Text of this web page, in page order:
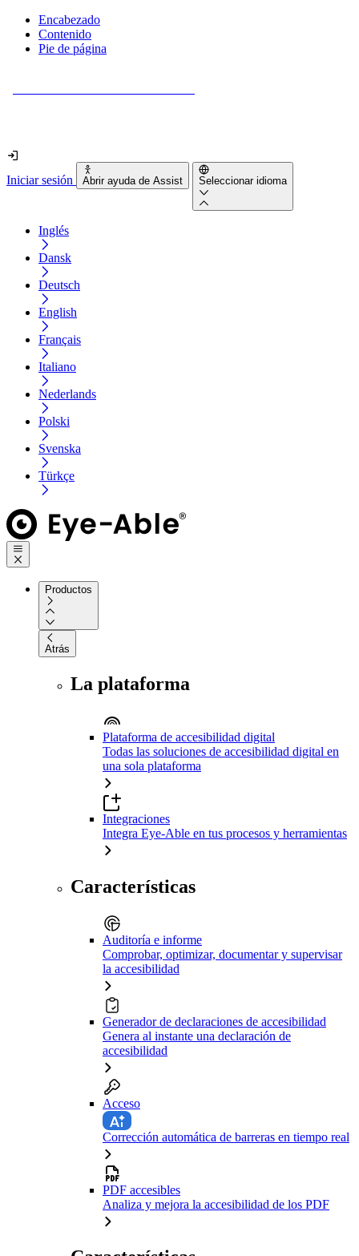
Encabezado
Contenido
Pie de página
Iniciar sesión Abrir ayuda de Assist Seleccionar idioma
Inglés
Dansk
Deutsch
English
Français
Italiano
Nederlands
Polski
Svenska
Türkçe
Productos
Atrás
La plataforma
Plataforma de accesibilidad digital
Todas las soluciones de accesibilidad digital en
una sola plataforma
Integraciones
Integra Eye-Able en tus procesos y herramientas
Características
Auditoría e informe
Comprobar, optimizar, documentar y supervisar
la accesibilidad
Generador de declaraciones de accesibilidad
Genera al instante una declaración de
accesibilidad
Acceso
Corrección automática de barreras en tiempo real
PDF accesibles
Analiza y mejora la accesibilidad de los PDF